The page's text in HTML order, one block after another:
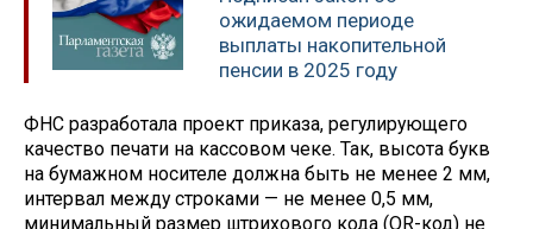
ожидаемом периоде
выплаты накопительной
пенсии в 2025 году
ФНС разработала проект приказа, регулирующего
качество печати на кассовом чеке. Так, высота букв
на бумажном носителе должна быть не менее 2 мм,
интервал между строками — не менее 0,5 мм,
минимальный размер штрихового кода (QR-код) не